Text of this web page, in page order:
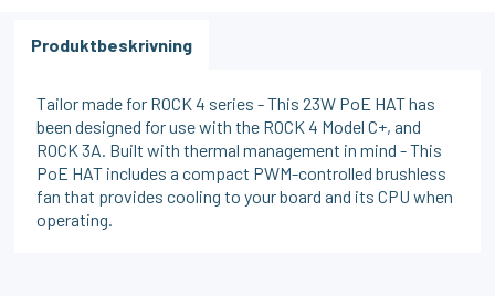
Produktbeskrivning
Tailor made for ROCK 4 series - This 23W PoE HAT has
been designed for use with the ROCK 4 Model C+, and
ROCK 3A. Built with thermal management in mind - This
PoE HAT includes a compact PWM-controlled brushless
fan that provides cooling to your board and its CPU when
operating.